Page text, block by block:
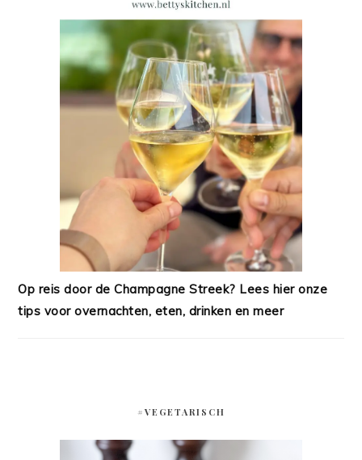
Op reis door de Champagne Streek? Lees hier onze
tips voor overnachten, eten, drinken en meer
#VEGETARISCH